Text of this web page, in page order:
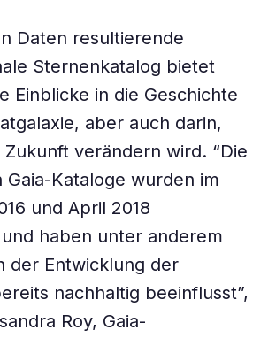
Daten resultierende
Sternenkatalog bietet
Einblicke in die Geschichte
aber auch darin,
Zukunft verändern wird. “Die
Gaia-Kataloge wurden im
und April 2018
haben unter anderem
der Entwicklung der
nachhaltig beeinflusst”,
Roy, Gaia-